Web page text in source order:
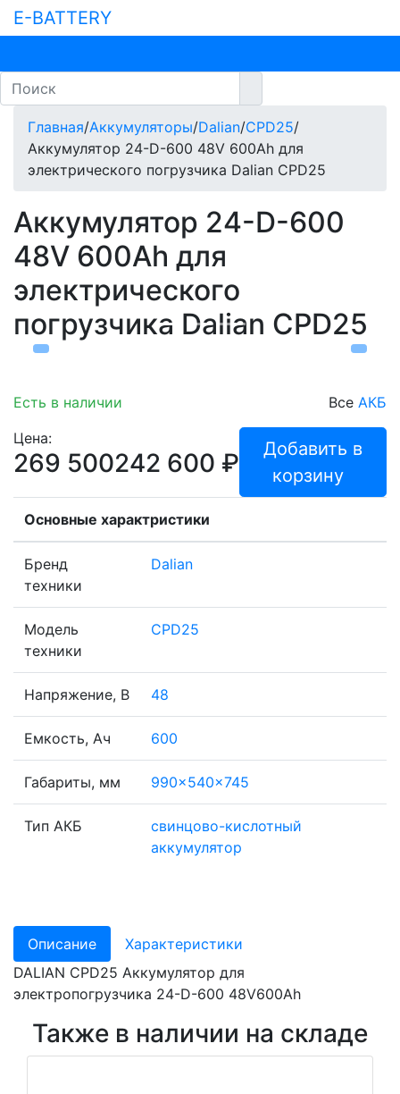
E-BATTERY
Главная/Аккумуляторы/Dalian/CPD25/
Аккумулятор 24-D-600 48V 600Ah для
электрического погрузчика Dalian CPD25
Аккумулятор 24-D-600
48V 600Ah для
электрического
погрузчика Dalian CPD25
Есть в наличии Все АКБ
Цена:
269 500242 600 ₽
Добавить в
корзину
Основные характристики
Бренд
техники
Dalian
Модель
техники
CPD25
Напряжение, В 48
Емкость, Ач 600
Габариты, мм 990x540x745
Тип АКБ
свинцово-кислотный
аккумулятор
Описание
Характеристики
DALIAN CPD25 Аккумулятор для
электропогрузчика 24-D-600 48V600Ah
Также в наличии на складе